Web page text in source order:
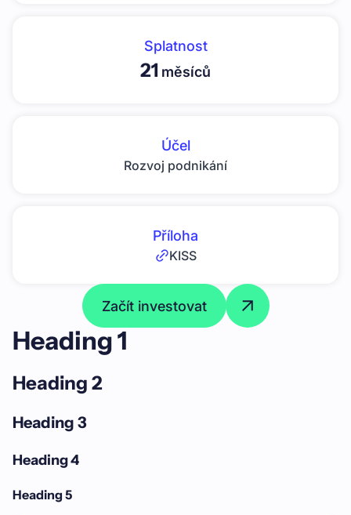
Splatnost
21 měsíců
Účel
Rozvoj podnikání
Příloha
KISS
Začít investovat
Heading 1
Heading 2
Heading 3
Heading 4
Heading 5